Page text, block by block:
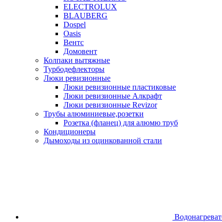
ELECTROLUX
BLAUBERG
Dospel
Oasis
Вентс
Домовент
Колпаки вытяжные
Турбодефлекторы
Люки ревизионные
Люки ревизионные пластиковые
Люки ревизионные Алкрафт
Люки ревизионные Revizor
Трубы алюминиевые,розетки
Розетка (фланец) для алюмю труб
Кондиционеры
Дымоходы из оцинкованной стали